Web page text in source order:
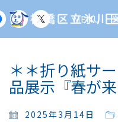
MENU
＊＊折り紙サ
品展示『春が
2025年3月14日